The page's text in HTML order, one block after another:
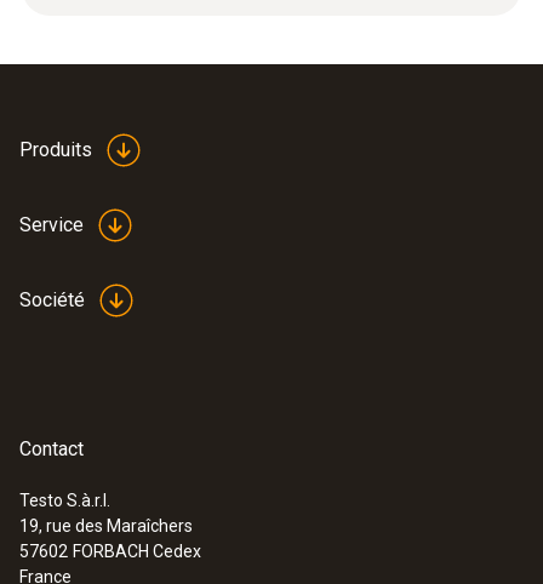
:0564 5653
Produits
Service
Société
Contact
Testo S.à.r.l.
19, rue des Maraîchers
57602 FORBACH Cedex
France